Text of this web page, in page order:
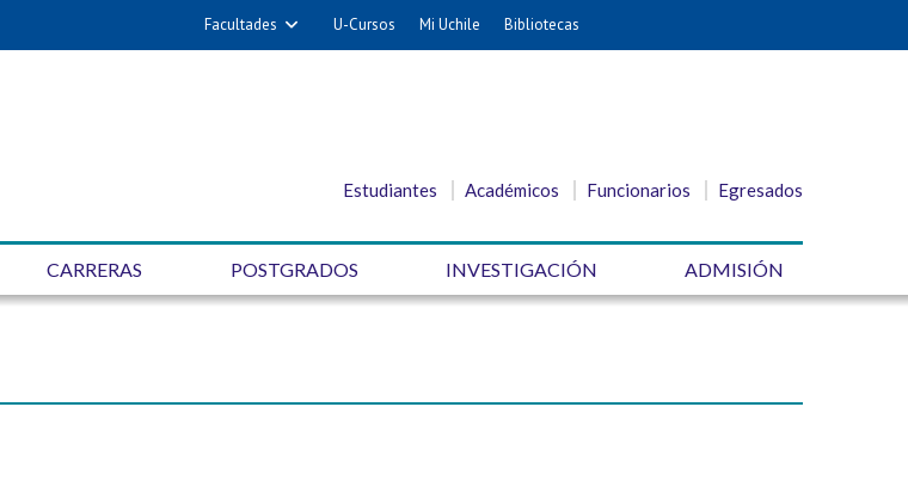
Facultades U-Cursos Mi Uchile Bibliotecas
Estudiantes Académicos Funcionarios Egresados
CARRERAS POSTGRADOS INVESTIGACIÓN ADMISIÓN